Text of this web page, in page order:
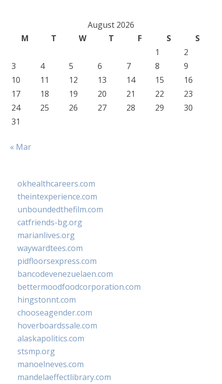
August 2026
M
T W T F S
S
1
2
3
4 5 6 7 8
9
10
11 12 13 14 15
16
17
18 19 20 21 22
23
24
25 26 27 28 29
30
31
« Mar
okhealthcareers.com
theintexperience.com
unboundedthefilm.com
catfriends-bg.org
marianlives.org
waywardtees.com
pidfloorsexpress.com
bancodevenezuelaen.com
bettermoodfoodcorporation.com
hingstonnt.com
chooseagender.com
hoverboardssale.com
alaskapolitics.com
stsmp.org
manoelneves.com
mandelaeffectlibrary.com